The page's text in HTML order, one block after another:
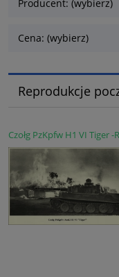
Producent: (wybierz)
Cena: (wybierz)
Reprodukcje
Czołg PzKpfw H1 VI Tiger